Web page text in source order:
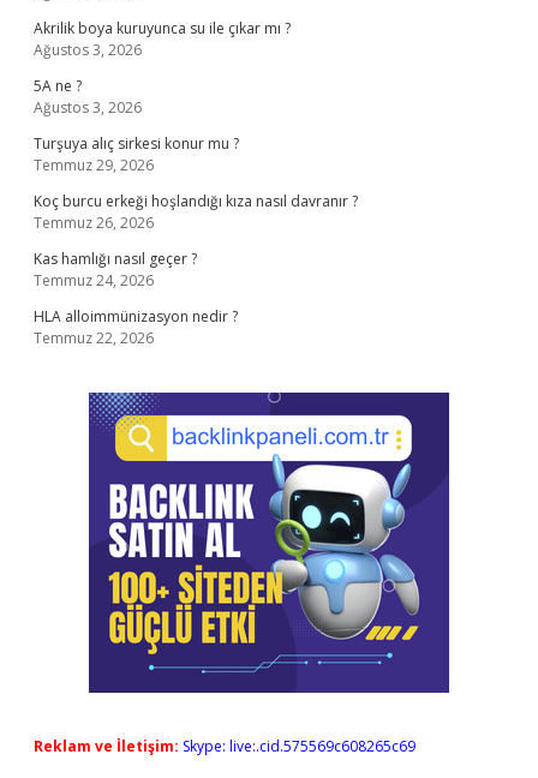
Akrilik boya kuruyunca su ile çıkar mı ?
Ağustos 3, 2026
5A ne ?
Ağustos 3, 2026
Turşuya alıç sirkesi konur mu ?
Temmuz 29, 2026
Koç burcu erkeği hoşlandığı kıza nasıl davranır ?
Temmuz 26, 2026
Kas hamlığı nasıl geçer ?
Temmuz 24, 2026
HLA alloimmünizasyon nedir ?
Temmuz 22, 2026
Reklam ve İletişim: Skype: live:.cid.575569c608265c69